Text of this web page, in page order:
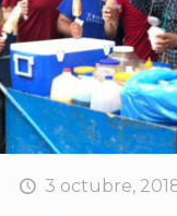
3 octubre,